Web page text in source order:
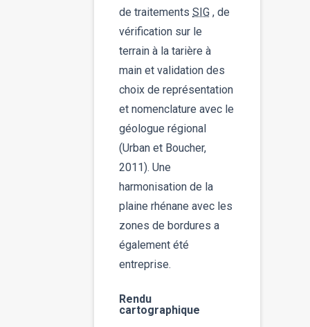
de traitementsSIG , de
vérification sur le
terrain à la tarière à
main et validation des
choix de représentation
et nomenclature avec le
géologue régional
(Urban et Boucher,
2011). Une
harmonisation de la
plaine rhénane avec les
zones de bordures a
également été
entreprise.
Rendu
cartographique